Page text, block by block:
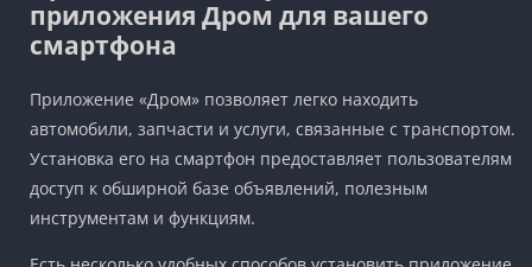
приложения Дром для вашего
смартфона
Приложение «Дром» позволяет легко находить
автомобили, запчасти и услуги, связанные с транспортом.
Установка его на смартфон предоставляет пользователям
доступ к обширной базе объявлений, полезным
инструментам и функциям.